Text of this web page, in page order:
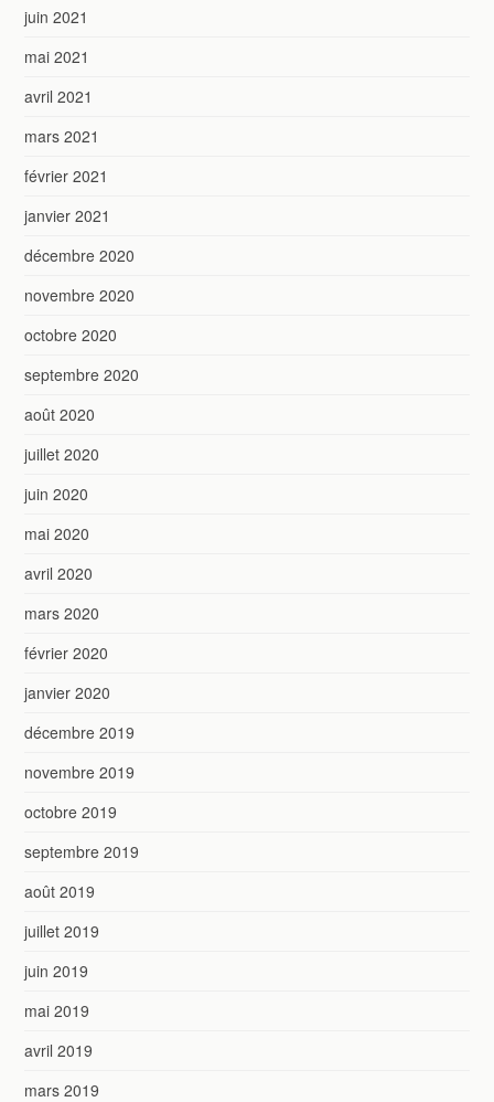
juin 2021
mai 2021
avril 2021
mars 2021
février 2021
janvier 2021
décembre 2020
novembre 2020
octobre 2020
septembre 2020
août 2020
juillet 2020
juin 2020
mai 2020
avril 2020
mars 2020
février 2020
janvier 2020
décembre 2019
novembre 2019
octobre 2019
septembre 2019
août 2019
juillet 2019
juin 2019
mai 2019
avril 2019
mars 2019